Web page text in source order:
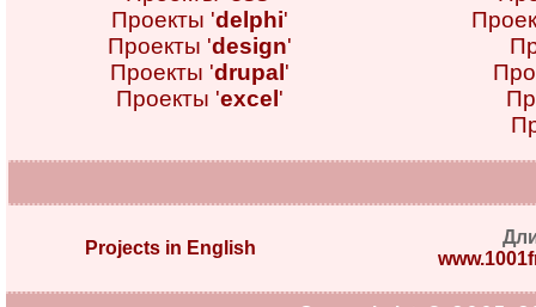
Проекты 'delphi'
Проекты 'design'
Проекты 'drupal '
Проекты 'excel '
Projects in English